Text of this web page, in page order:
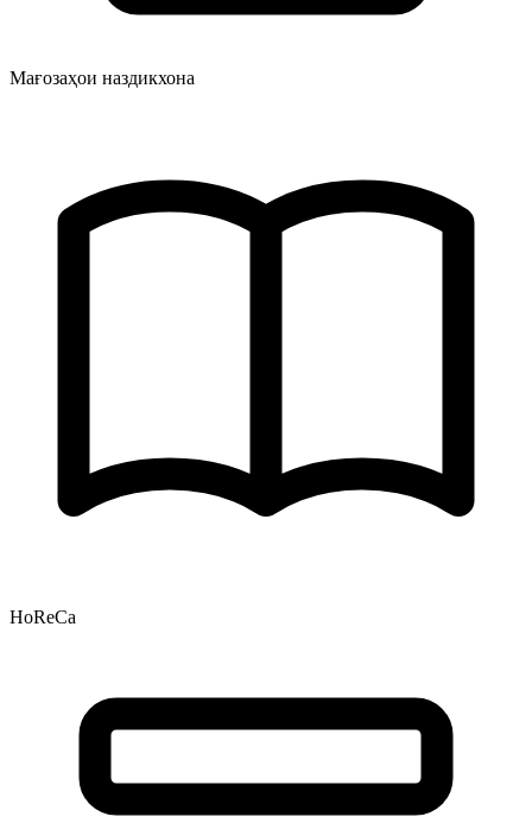
Мағозаҳои наздикхона
HoReCa